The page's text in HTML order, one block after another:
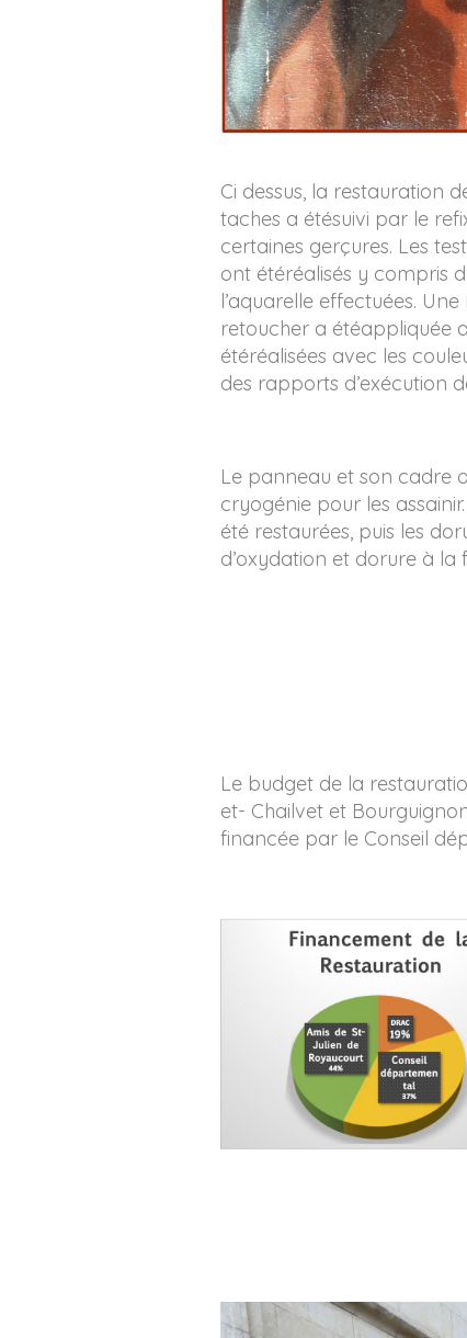
Ci dessus, la restauration
taches a étésuivi par le
certaines gerçures. Les
ont étéréalisés y compris
l’aquarelle effectuées.
retoucher a étéappliquée
étéréalisées avec les
des rapports d’exécution
Le panneau et son cadre
cryogénie pour les
été restaurées, puis les
d’oxydation et dorure à la
Le budget de la
et- Chailvet et
financée par le Conseil